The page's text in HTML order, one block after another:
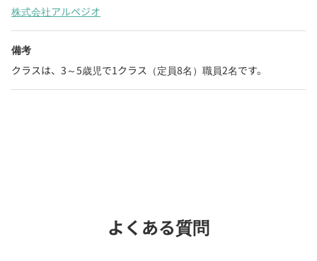
株式会社アルペジオ
備考
クラスは、3～5歳児で1クラス（定員8名）職員2名です。
よくある質問